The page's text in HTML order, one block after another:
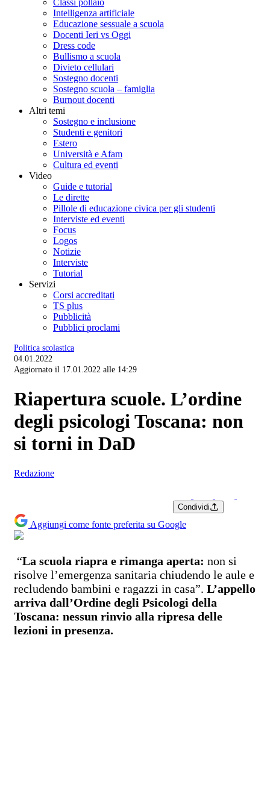
Classi pollaio
Intelligenza artificiale
Educazione sessuale a scuola
Docenti Ieri vs Oggi
Dress code
Bullismo a scuola
Divieto cellulari
Sostegno docenti
Sostegno scuola – famiglia
Burnout docenti
Altri temi
Sostegno e inclusione
Studenti e genitori
Estero
Università e Afam
Cultura ed eventi
Video
Guide e tutorial
Le dirette
Pillole di educazione civica per gli studenti
Interviste ed eventi
Focus
Logos
Notizie
Interviste
Tutorial
Servizi
Corsi accreditati
TS plus
Pubblicità
Pubblici proclami
Politica scolastica
04.01.2022
Aggiornato il 17.01.2022 alle 14:29
Riapertura scuole. L’ordine
degli psicologi Toscana: non
si torni in DaD
Redazione
Condividi
Aggiungi come fonte preferita su Google
“La scuola riapra e rimanga aperta: non si
risolve l’emergenza sanitaria chiudendo le aule e
recludendo bambini e ragazzi in casa”. L’appello
arriva dall’Ordine degli Psicologi della
Toscana: nessun rinvio alla ripresa delle
lezioni in presenza.